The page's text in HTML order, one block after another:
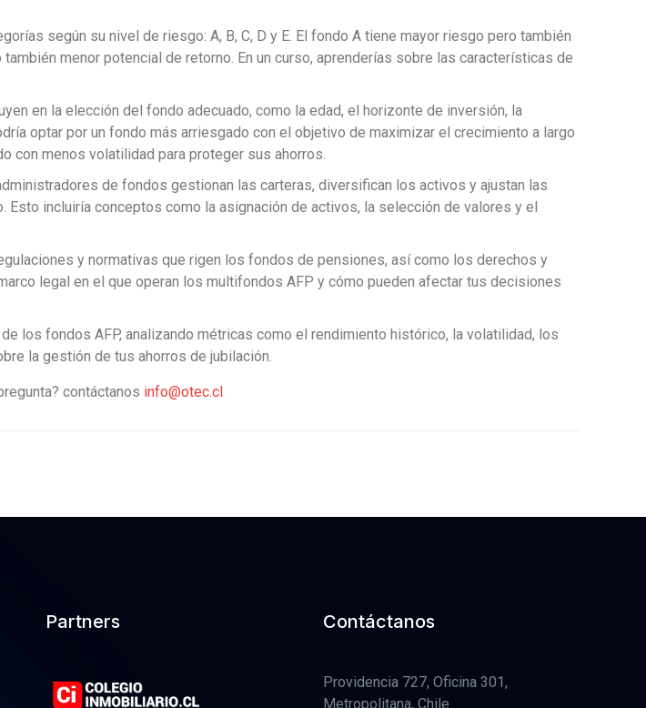
según su nivel de riesgo: A, B, C, D y E. El fondo A tiene mayor riesgo pero también
menor potencial de retorno. En un curso, aprenderías sobre las características de
en la elección del fondo adecuado, como la edad, el horizonte de inversión, la
optar por un fondo más arriesgado con el objetivo de maximizar el crecimiento a largo
con menos volatilidad para proteger sus ahorros.
de fondos gestionan las carteras, diversifican los activos y ajustan las
incluiría conceptos como la asignación de activos, la selección de valores y el
y normativas que rigen los fondos de pensiones, así como los derechos y
legal en el que operan los multifondos AFP y cómo pueden afectar tus decisiones
los fondos AFP, analizando métricas como el rendimiento histórico, la volatilidad, los
la gestión de tus ahorros de jubilación.
contáctanos info@otec.cl
Partners Contáctanos
Providencia 727, Oficina 301,
Metropolitana, Chile